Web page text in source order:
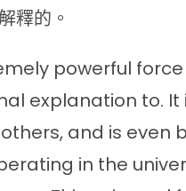
釋的。
powerful
explanation to.
and is even
in the